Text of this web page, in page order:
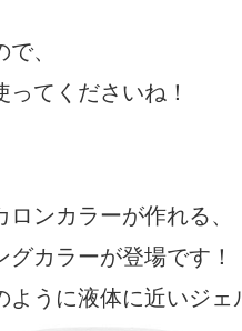
、
てくださいね！
ンカラーが作れる、
グカラーが登場です！
ように液体に近いジェ